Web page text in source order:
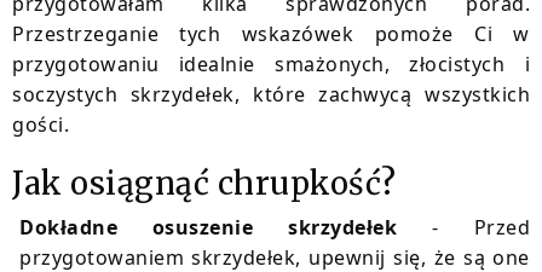
Przestrzeganie tych wskazówek pomoże Ci w
przygotowaniu idealnie smażonych, złocistych i
soczystych skrzydełek, które zachwycą wszystkich
gości.
Jak osiągnąć chrupkość?
Dokładne osuszenie skrzydełek - Przed
przygotowaniem skrzydełek, upewnij się, że są one